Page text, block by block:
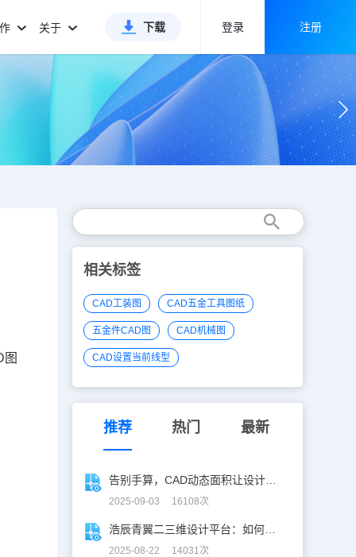
关于 下载 登录 注册
图
相关标签
CAD工装图 CAD五金工具图纸
五金件CAD图 CAD机械图
CAD设置当前线型
推荐 热门 最新
2025-09-03 16108次
2025-08-22 14031次